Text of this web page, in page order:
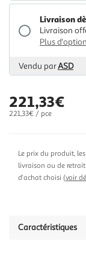
Livraison
Livraison
Plus
Vendu parASD
221,33€
221,33€ / pce
Le prix du produit,
livraison ou de
d'achat choisi (voir
Caractéristiques